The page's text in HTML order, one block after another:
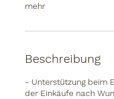
mehr
Beschreibung
- Unterstützung beim
der Einkäufe nach